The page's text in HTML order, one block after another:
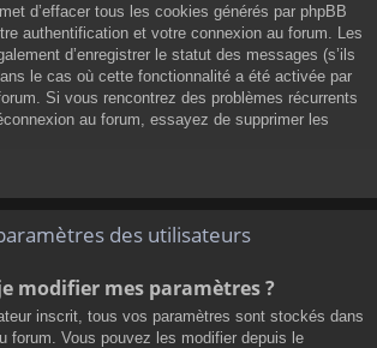
d’effacer tous les cookies générés par phpBB
authentification et votre connexion au forum. Les
d’enregistrer le statut des messages (s’ils
le cas où cette fonctionnalité a été activée par
Si vous rencontrez des problèmes récurrents
au forum, essayez de supprimer les
des utilisateurs
modifier mes paramètres ?
inscrit, tous vos paramètres sont stockés dans
forum. Vous pouvez les modifier depuis le